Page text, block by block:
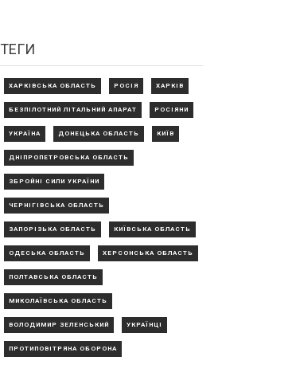
ТЕГИ
ХАРКІВСЬКА ОБЛАСТЬ РОСІЯ ХАРКІВ
БЕЗПІЛОТНИЙ ЛІТАЛЬНИЙ АПАРАТ РОСІЯНИ
УКРАЇНА ДОНЕЦЬКА ОБЛАСТЬ КИЇВ
ДНІПРОПЕТРОВСЬКА ОБЛАСТЬ
ЗБРОЙНІ СИЛИ УКРАЇНИ
ЧЕРНІГІВСЬКА ОБЛАСТЬ
ЗАПОРІЗЬКА ОБЛАСТЬ КИЇВСЬКА ОБЛАСТЬ
ОДЕСЬКА ОБЛАСТЬ ХЕРСОНСЬКА ОБЛАСТЬ
ПОЛТАВСЬКА ОБЛАСТЬ
МИКОЛАЇВСЬКА ОБЛАСТЬ
ВОЛОДИМИР ЗЕЛЕНСЬКИЙ УКРАЇНЦІ
ПРОТИПОВІТРЯНА ОБОРОНА